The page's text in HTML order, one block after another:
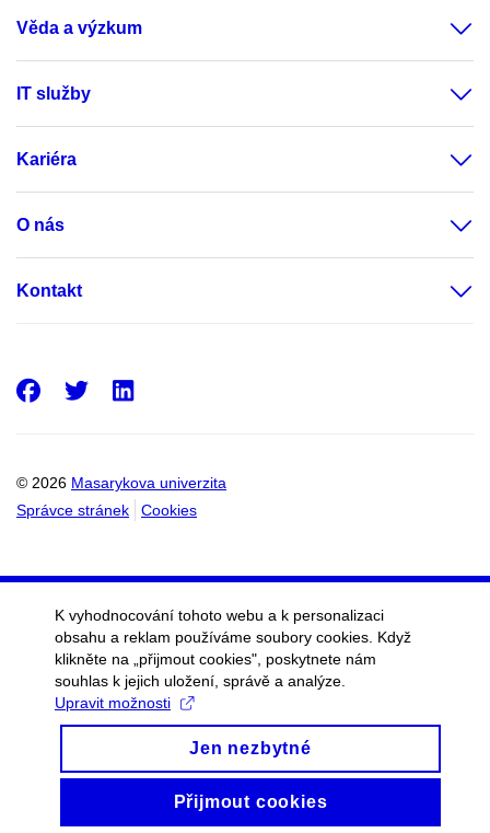
Věda a výzkum
IT služby
Kariéra
O nás
Kontakt
© 2026 Masarykova univerzita
Správce stránek
Cookies
Facebook
Twitter
K vyhodnocování tohoto webu a k personalizaci
obsahu a reklam používáme soubory cookies. Když
klikněte na „přijmout cookies", poskytnete nám
souhlas k jejich uložení, správě a analýze.
Upravit možnosti
Jen nezbytné
Přijmout cookies